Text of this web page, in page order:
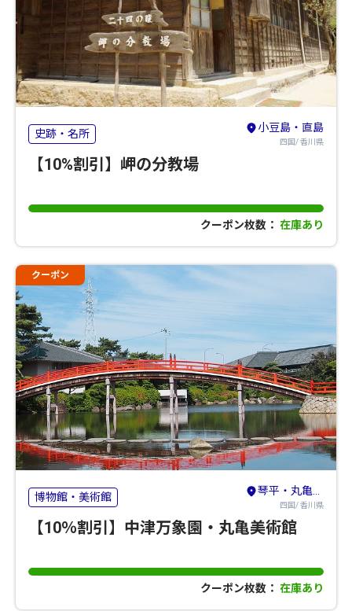
史跡・名所 小豆島・直島
四国/ 香川県
【10%割引】岬の分教場
クーポン枚数： 在庫あり
クーポン
博物館・美術館 琴平・丸亀・坂出・観音寺
四国/ 香川県
【10％割引】中津万象園・丸亀美術館
クーポン枚数： 在庫あり